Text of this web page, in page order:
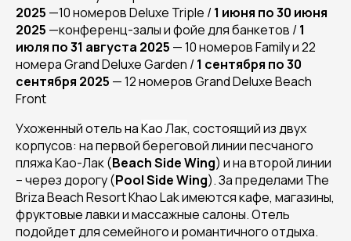
2025 —10 номеров Deluxe Triple /1 июня по 30 июня
2025 —конференц-залы и фойе для банкетов /1
июля по 31 августа 2025 — 10 номеров Family и 22
номера Grand Deluxe Garden /1 сентября по 30
сентября 2025 — 12 номеров Grand Deluxe Beach
Front
Ухоженный отель наКао Лак, состоящий из двух
корпусов: на первой береговой линии песчаного
пляжа Као-Лак (Beach Side Wing) и на второй линии
– через дорогу (Pool Side Wing).За пределами The
Briza Beach Resort Khao Lakимеются кафе, магазины,
фруктовые лавки и массажные салоны. Отель
подойдет для семейного и романтичного отдыха.